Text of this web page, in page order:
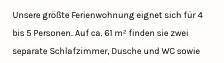
Unsere größte Ferienwohnung eignet sich für 4
bis 5 Personen. Auf ca. 61 m² finden sie zwei
separate Schlafzimmer, Dusche und WC sowie